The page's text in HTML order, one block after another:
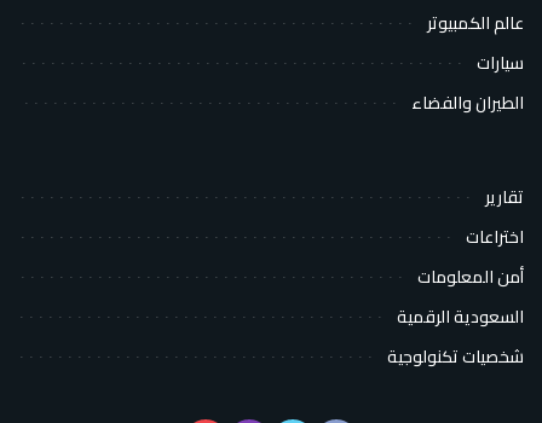
عالم الكمبيوتر
سيارات
الطيران والفضاء
تقارير
اختراعات
أمن المعلومات
السعودية الرقمية
شخصيات تكنولوجية